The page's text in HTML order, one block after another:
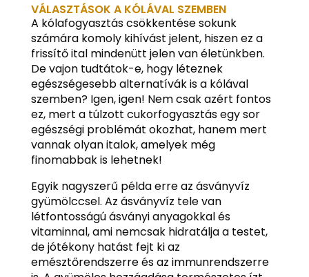
VÁLASZTÁSOK A KÓLÁVAL SZEMBEN
A kólafogyasztás csökkentése sokunk
számára komoly kihívást jelent, hiszen ez a
frissítő ital mindenütt jelen van életünkben.
De vajon tudtátok-e, hogy léteznek
egészségesebb alternatívák is a kólával
szemben? Igen, igen! Nem csak azért fontos
ez, mert a túlzott cukorfogyasztás egy sor
egészségi problémát okozhat, hanem mert
vannak olyan italok, amelyek még
finomabbak is lehetnek!
Egyik nagyszerű példa erre az ásványvíz
gyümölccsel. Az ásványvíz tele van
létfontosságú ásványi anyagokkal és
vitaminnal, ami nemcsak hidratálja a testet,
de jótékony hatást fejt ki az
emésztőrendszerre és az immunrendszerre